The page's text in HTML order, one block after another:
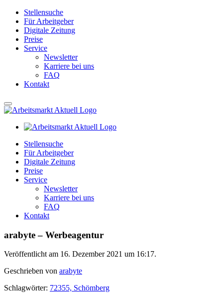
Stellensuche
Für Arbeitgeber
Digitale Zeitung
Preise
Service
Newsletter
Karriere bei uns
FAQ
Kontakt
Stellensuche
Für Arbeitgeber
Digitale Zeitung
Preise
Service
Newsletter
Karriere bei uns
FAQ
Kontakt
arabyte – Werbeagentur
Veröffentlicht am 16. Dezember 2021 um 16:17.
Geschrieben von arabyte
Schlagwörter: 72355, Schömberg